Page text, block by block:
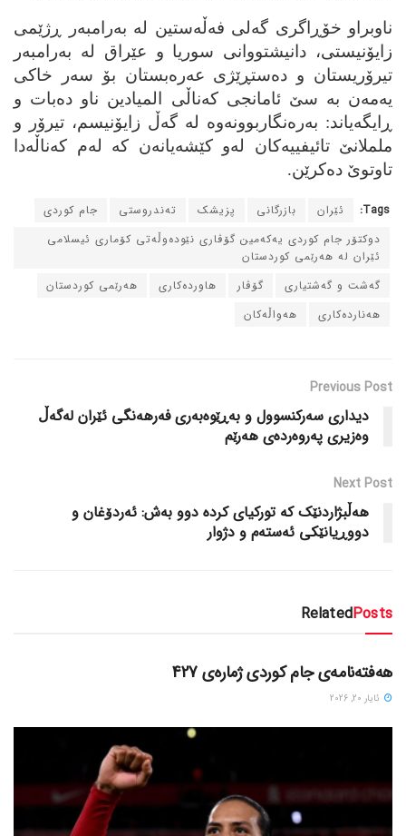
ناوبراو خۆڕاگری گه‌لی فه‌ڵه‌ستین له‌ به‌رامبه‌ر ڕژێمی
زایۆنیستی، دانیشتووانی سوریا و عێراق له‌ به‌رامبه‌ر
تیرۆریستان و ده‌ستڕێژی عه‌ره‌بستان بۆ سه‌ر خاکی
یه‌مه‌ن به‌ سێ ئامانجی که‌ناڵی المیادین ناو ده‌بات و
ڕایگه‌یاند: به‌ره‌نگاربوونه‌وه‌ له‌ گه‌ڵ زایۆنیسم، تیرۆر و
ململانێ تائیفییه‌کان له‌و کێشه‌یانه‌ن که‌ له‌م که‌ناڵه‌دا
تاوتوێ ده‌کرێن.
Tags: ئێران بازرگانی پزیشک ته‌ندروستی
جام کوردی
دوکتۆر جام کوردی یه‌که‌مین گۆڤاری نێوده‌وڵه‌تی کۆماری ئیسلامی
ئێران له‌ هه‌رێمی کوردستان
گه‌شت و گه‌شتیاری
گۆڤار هاورده‌کاری
هه‌رێمی کوردستان
هه‌نارده‌کاری
هه‌واڵه‌کان
Previous Post
دیداری سه‌رکنسوول و به‌ڕێوه‌به‌ری فه‌رهه‌نگی ئێران له‌گه‌ڵ
وه‌زیری په‌روه‌رده‌ی هه‌رێم
Next Post
هه‌ڵبژاردنێک که‌ تورکیای کرده‌ دوو به‌ش: ئه‌ردۆغان و
دووڕیانێکی ئه‌سته‌م و دژوار
RelatedPosts
دسته‌بندی نشده
هەفتەنامەی جام کوردی ژمارەی 427
ئایار 20, 2026